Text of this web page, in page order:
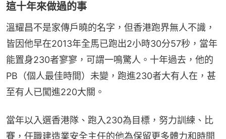
這十年來做過的事
溫耀昌不是家傳戶曉的名字，但香港跑界無人不識，
皆因他早在2013年全馬已跑出2小時30分57秒，當年
能置身230者寥寥，可謂一鳴驚人。十年過去，他的
PB（個人最佳時間）未變，跑進230者大有人在，甚
至有人已闖進220大關。
當年以入選香港隊、跑入230為目標，努力訓練、比
賽，任職建造業安全主任的他為保留更多體力和時間